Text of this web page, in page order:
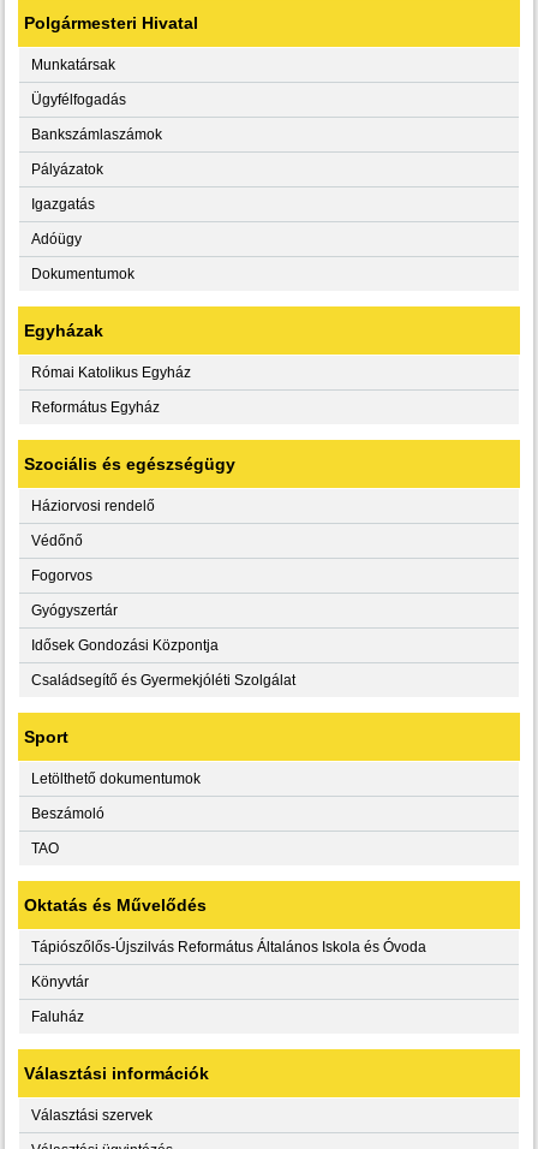
Polgármesteri Hivatal
Munkatársak
Ügyfélfogadás
Bankszámlaszámok
Pályázatok
Igazgatás
Adóügy
Dokumentumok
Egyházak
Római Katolikus Egyház
Református Egyház
Szociális és egészségügy
Háziorvosi rendelő
Védőnő
Fogorvos
Gyógyszertár
Idősek Gondozási Központja
Családsegítő és Gyermekjóléti Szolgálat
Sport
Letölthető dokumentumok
Beszámoló
TAO
Oktatás és Művelődés
Tápiószőlős-Újszilvás Református Általános Iskola és Óvoda
Könyvtár
Faluház
Választási információk
Választási szervek